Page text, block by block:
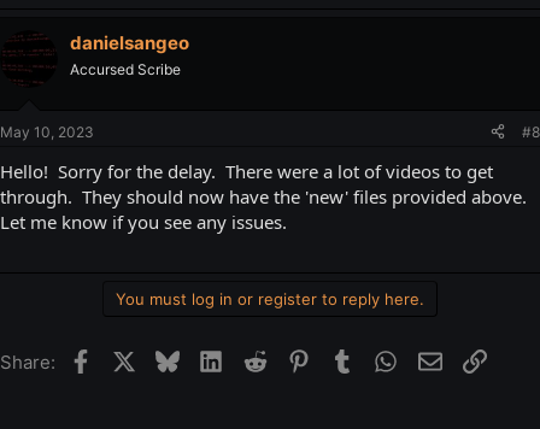
danielsangeo
Accursed Scribe
May 10, 2023 #8
Hello! Sorry for the delay. There were a lot of videos to get
through. They should now have the 'new' files provided above.
Let me know if you see any issues.
You must log in or register to reply here.
Share: FacebookBlueskyLinkedIn
Reddit Pinterest
Tumblr WhatsApp
EmailLink